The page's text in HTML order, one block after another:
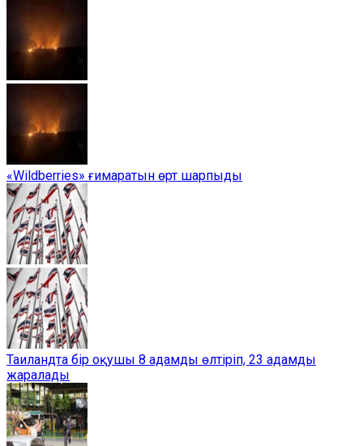
«Wildberries» ғимаратын өрт шарпыды
Таиландта бір оқушы 8 адамды өлтіріп, 23 адамды
жаралады